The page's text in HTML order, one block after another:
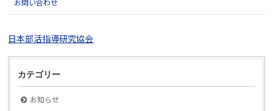
お問い合わせ
日本部活指導研究協会
カテゴリー
お知らせ